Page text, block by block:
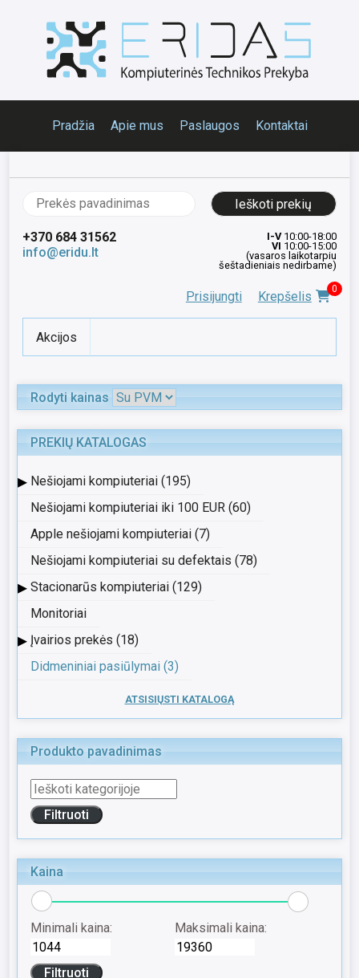
Pradžia Apie mus Paslaugos Kontaktai
Ieškoti:
+370 684 31562
info@eridu.lt
I-V10:00-18:00
VI 10:00-15:00
(vasaros laikotarpiu
šeštadieniais nedirbame)
Prisijungti Krepšelis 0
Akcijos
Rodyti kainas
PREKIŲ KATALOGAS
▸ Nešiojami kompiuteriai (195)
Nešiojami kompiuteriai iki 100 EUR (60)
Apple nešiojami kompiuteriai (7)
Nešiojami kompiuteriai su defektais (78)
▸ Stacionarūs kompiuteriai (129)
Monitoriai
▸ Įvairios prekės (18)
Didmeniniai pasiūlymai (3)
ATSISIŲSTI KATALOGĄ
Produkto pavadinimas
Kaina
Minimali kaina: Maksimali kaina: